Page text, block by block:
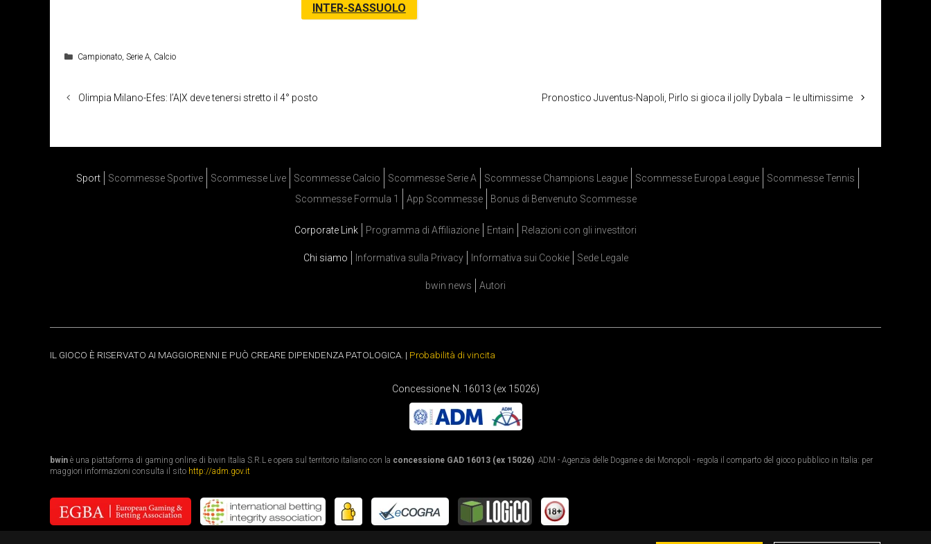
INTER-SASSUOLO
Categorie
Campionato,Serie A, Calcio
Olimpia Milano-Efes: l’A|X deve tenersi stretto il 4° posto Pronostico Juventus-Napoli, Pirlo si gioca il jolly Dybala – le ultimissime
Sport Scommesse Sportive Scommesse Live Scommesse Calcio Scommesse Serie A Scommesse Champions League Scommesse Europa League
Scommesse Tennis
Scommesse Formula 1
App Scommesse Bonus di Benvenuto Scommesse
Corporate Link Programma di Affiliazione Entain Relazioni con gli investitori
Chi siamo Informativa sulla Privacy Informativa sui Cookie Sede Legale
bwin news Autori
IL GIOCO È RISERVATO AI MAGGIORENNI E PUÒ CREARE DIPENDENZA PATOLOGICA. | Probabilità di vincita
Concessione N. 16013 (ex 15026)
bwin è una piattaforma di gaming online di bwin Italia S.R.L e opera sul territorio italiano con la concessione GAD 16013 (ex 15026). ADM - Agenzia delle Dogane e dei Monopoli - regola il comparto del gioco pubblico in Italia: per
maggiori informazioni consulta il sito http://adm.gov.it